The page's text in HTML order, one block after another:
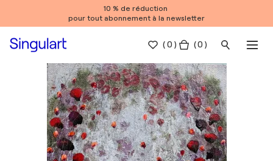
10 % de réduction
pour tout abonnement à la newsletter
(0 ) ( 0 )